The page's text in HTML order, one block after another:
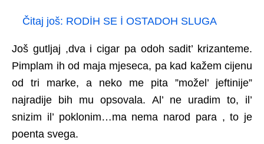
Čitaj još: RODİH SE İ OSTADOH SLUGA
Još gutljaj ,dva i cigar pa odoh sadit’ krizanteme.
Pimplam ih od maja mjeseca, pa kad kažem cijenu
od tri marke, a neko me pita ”možel’ jeftinije”
najradije bih mu opsovala. Al’ ne uradim to, il’
snizim il’ poklonim…ma nema narod para , to je
poenta svega.